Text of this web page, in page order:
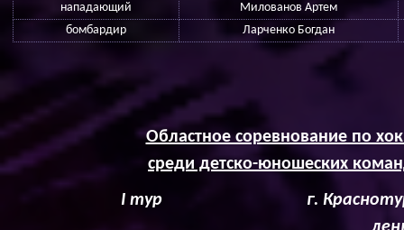
нападающий
Милованов Артем
бомбардир
Ларченко Богдан
Областное соревнование по
среди детско-юношеских
I тур г. Краснотурьинск